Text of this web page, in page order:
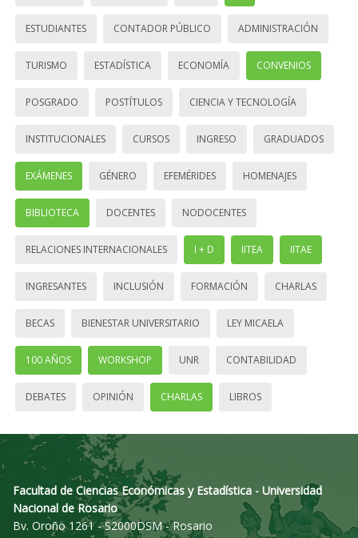
ESTUDIANTES CONTADOR PÚBLICO ADMINISTRACIÓN
TURISMO ESTADÍSTICA ECONOMÍA CONVENIOS
POSGRADO POSTÍTULOS CIENCIA Y TECNOLOGÍA
INSTITUCIONALES CURSOS INGRESO GRADUADOS
EXÁMENES GÉNERO EFEMÉRIDES HOMENAJES
BIBLIOTECA DOCENTES NODOCENTES
RELACIONES INTERNACIONALES I + D IITEA IITAE
INGRESANTES INCLUSIÓN FORMACIÓN CHARLAS
BECAS BIENESTAR UNIVERSITARIO LEY MICAELA
100 AÑOS WORKSHOP UNR CONTABILIDAD
DEBATES OPINIÓN CHARLAS LIBROS
Facultad de Ciencias Económicas y Estadística - Universidad
Nacional de Rosario
Bv. Oroño 1261 - S2000DSM - Rosario